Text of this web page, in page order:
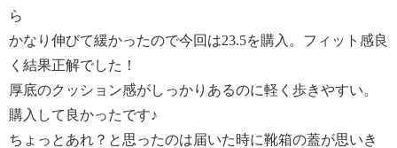
ら
かなり伸びて緩かったので今回は23.5を購入。フィット感良
く結果正解でした！
厚底のクッション感がしっかりあるのに軽く歩きやすい。
購入して良かったです♪
ちょっとあれ？と思ったのは届いた時に靴箱の蓋が思いき